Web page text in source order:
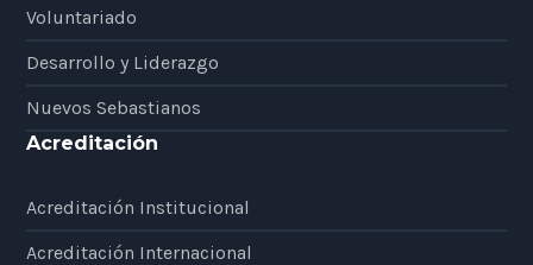
Voluntariado
Desarrollo y Liderazgo
Nuevos Sebastianos
Acreditación
Acreditación Institucional
Acreditación Internacional